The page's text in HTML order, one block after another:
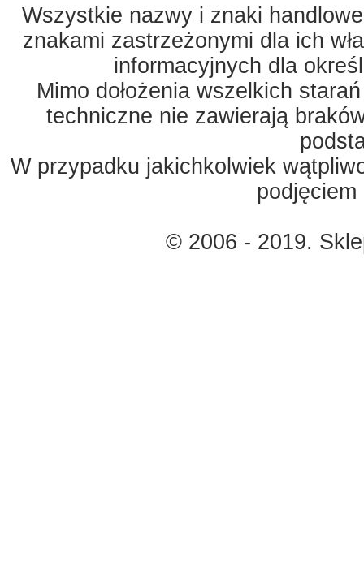
Wszystkie nazwy i znaki
znakami zastrzeżonymi dla ich
informacyjnych dla
Mimo dołożenia wszelkich
techniczne nie zawierają
W przypadku jakichkolwiek
© 2006 - 2019.